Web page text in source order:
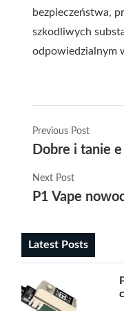
bezpieczeństwa,
szkodliwych
odpowiedzialnym
Previous Post
Dobre i tanie
Next Post
P1 Vape
Latest Posts